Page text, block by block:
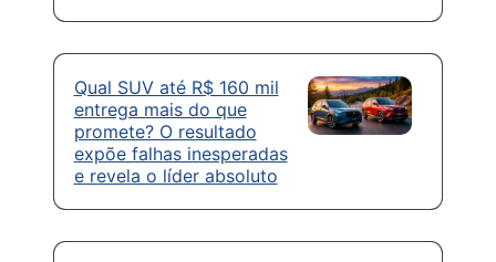
Qual SUV até R$ 160 mil
entrega mais do que
promete? O resultado
expõe falhas inesperadas
e revela o líder absoluto